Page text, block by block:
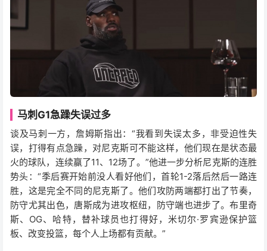
马刺G1急躁失误过多
谈及马刺一方，詹姆斯指出：“我看到失误太多，非受迫性失
误，打得有点急躁，对尼克斯可不能这样，他们现在是状态最
火的球队，连续赢了11、12场了。”他进一步分析尼克斯的连胜
势头：“季后赛开始前没人看好他们，首轮1-2落后然后一路连
胜，这是完全不同的尼克斯了。他们攻防两端都打出了节奏，
防守尤其出色，唐斯成为进攻枢纽，防守端也进步了。布里奇
斯、OG、哈特，替补球员也打得好，米切尔·罗宾逊保护篮
板、改变投篮，每个人上场都有贡献。”